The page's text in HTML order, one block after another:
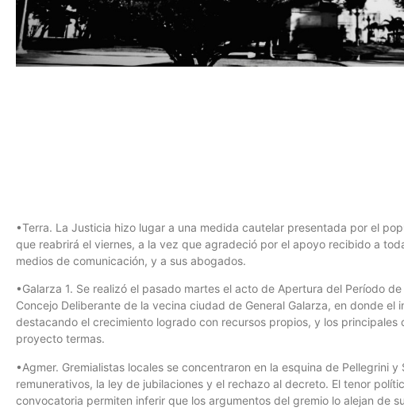
•Terra. La Justicia hizo lugar a una medida cautelar presentada por el
que reabrirá el viernes, a la vez que agradeció por el apoyo recibido a
medios de comunicación, y a sus abogados.
•Galarza 1. Se realizó el pasado martes el acto de Apertura del Período
Concejo Deliberante de la vecina ciudad de General Galarza, en donde el
destacando el crecimiento logrado con recursos propios, y los principales
proyecto termas.
•Agmer. Gremialistas locales se concentraron en la esquina de Pellegrini
remunerativos, la ley de jubilaciones y el rechazo al decreto. El tenor
convocatoria permiten inferir que los argumentos del gremio lo alejan de